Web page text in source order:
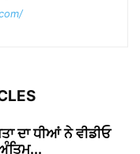
ਦਾ ਧੀਆਂ ਨੇ ਵੀਡੀਓ